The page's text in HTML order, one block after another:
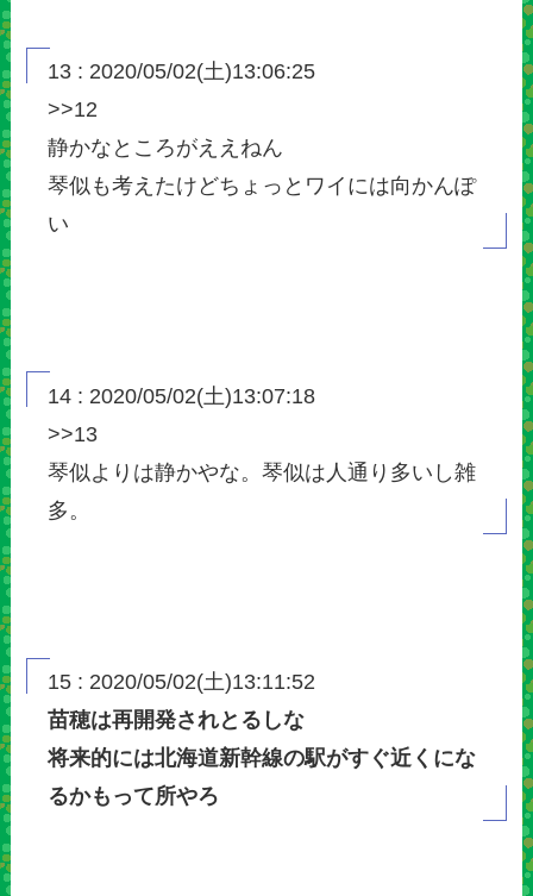
13 : 2020/05/02(土)13:06:25
>>12
静かなところがええねん
琴似も考えたけどちょっとワイには向かんぽ
い
14 : 2020/05/02(土)13:07:18
>>13
琴似よりは静かやな。琴似は人通り多いし雑
多。
15 : 2020/05/02(土)13:11:52
苗穂は再開発されとるしな
将来的には北海道新幹線の駅がすぐ近くにな
るかもって所やろ